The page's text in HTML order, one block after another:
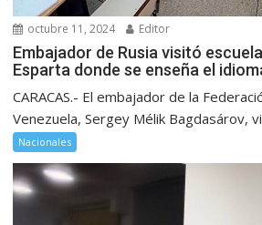
octubre 11, 2024 Editor
Embajador de Rusia visitó
Esparta donde se enseña el
CARACAS.- El embajador de la
Venezuela, Sergey Mélik Bagdasárov,
Nacionales